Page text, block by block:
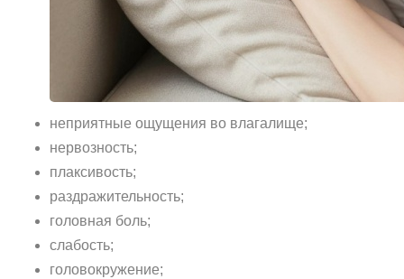
неприятные ощущения во влагалище;
нервозность;
плаксивость;
раздражительность;
головная боль;
слабость;
головокружение;